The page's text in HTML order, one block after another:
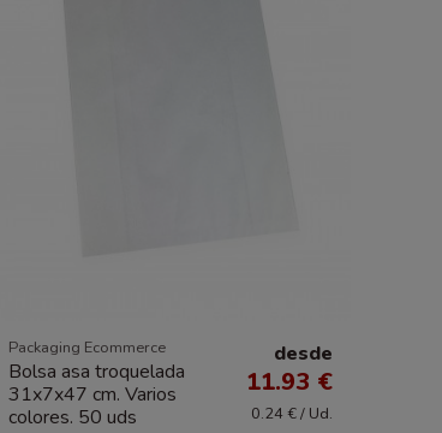
Packaging Ecommerce
Bolsa asa troquelada
31x7x47 cm. Varios
colores. 50 uds
desde
11.93 €
0.24 € / Ud.